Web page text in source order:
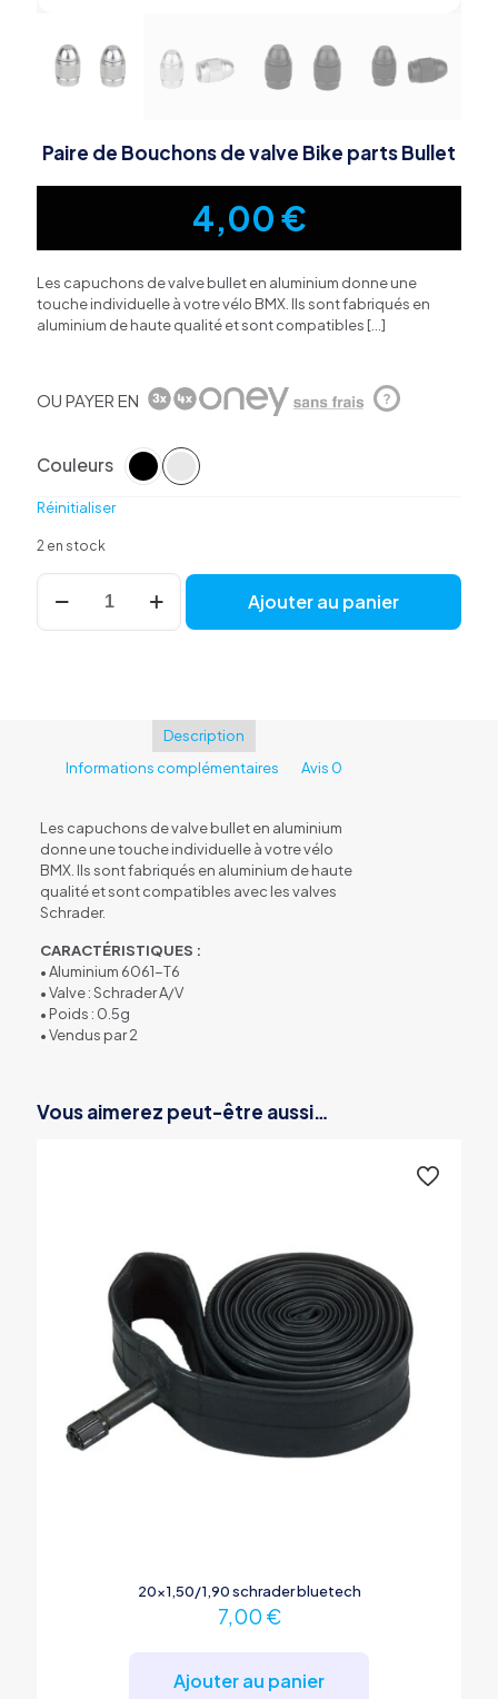
Paire de Bouchons de valve Bike parts Bullet
4,00€
Les capuchons de valve bullet en aluminium donne une
touche individuelle à votre vélo BMX. Ils sont fabriqués en
aluminium de haute qualité et sont compatibles […]
OU PAYER EN ?
Couleurs
Réinitialiser
2 en stock
quantité
Paire
Bullet
Ajouter au panier
Description
Informations complémentaires
Avis 0
Les capuchons de valve bullet en aluminium
donne une touche individuelle à votre vélo
BMX. Ils sont fabriqués en aluminium de haute
qualité et sont compatibles avec les valves
Schrader.
CARACTÉRISTIQUES :
• Aluminium 6061-T6 ​​​
• Valve : Schrader A/V
• Poids : 0.5g
• Vendus par 2
Vous aimerez peut-être aussi…
20×1,50/1,90 schrader bluetech
7,00 €
Ajouter au panier